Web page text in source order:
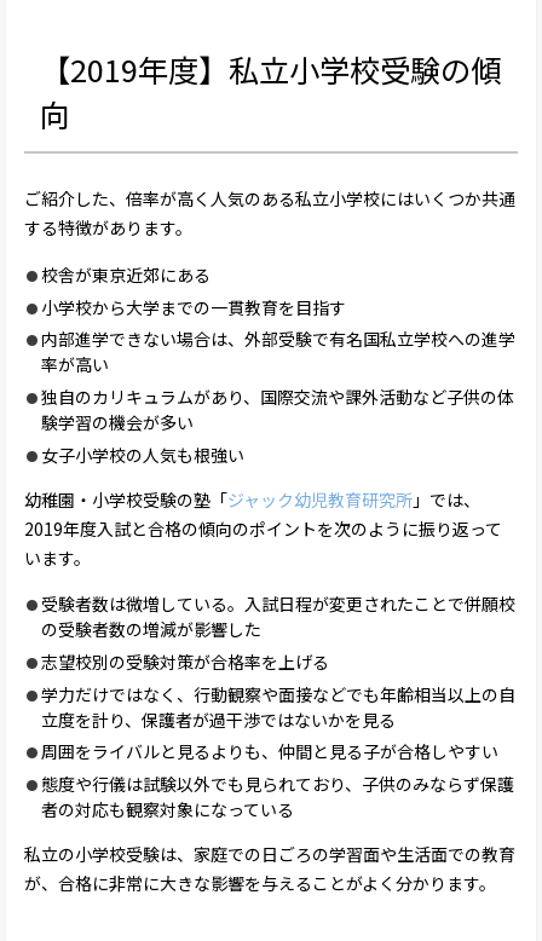
【2019年度】私立小学校受験の傾
向
ご紹介した、倍率が高く人気のある私立小学校にはいくつか共通
する特徴があります。
校舎が東京近郊にある
小学校から大学までの一貫教育を目指す
内部進学できない場合は、外部受験で有名国私立学校への進学
率が高い
独自のカリキュラムがあり、国際交流や課外活動など子供の体
験学習の機会が多い
女子小学校の人気も根強い
幼稚園・小学校受験の塾「ジャック幼児教育研究所 」では、
2019年度入試と合格の傾向のポイントを次のように振り返って
います。
受験者数は微増している。入試日程が変更されたことで併願校
の受験者数の増減が影響した
志望校別の受験対策が合格率を上げる
学力だけではなく、行動観察や面接などでも年齢相当以上の自
立度を計り、保護者が過干渉ではないかを見る
周囲をライバルと見るよりも、仲間と見る子が合格しやすい
態度や行儀は試験以外でも見られており、子供のみならず保護
者の対応も観察対象になっている
私立の小学校受験は、家庭での日ごろの学習面や生活面での教育
が、合格に非常に大きな影響を与えることがよく分かります。